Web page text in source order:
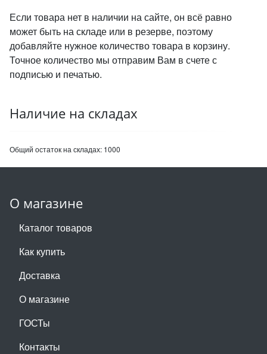
Если товара нет в наличии на сайте, он всё равно
может быть на складе или в резерве, поэтому
добавляйте нужное количество товара в корзину.
Точное количество мы отправим Вам в счете с
подписью и печатью.
Наличие на складах
Общий остаток на складах: 1000
О магазине
Каталог товаров
Как купить
Доставка
О магазине
ГОСТы
Контакты